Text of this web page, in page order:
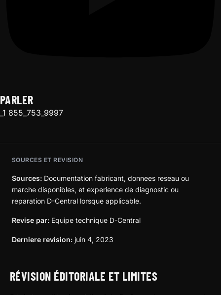
PARLER
_1 855_753_9997
SOURCES ET REVISION
Sources: Documentation fabricant, donnees reseau ou
marche disponibles, et experience de diagnostic ou
reparation D-Central lorsque applicable.
Revise par: Equipe technique D-Central
Derniere revision: juin 4, 2023
RÉVISION ÉDITORIALE ET LIMITES